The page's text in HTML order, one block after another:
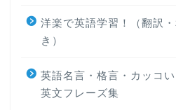
洋楽で英語学習！（翻訳
き）
英語名言・格言・カッコ
英文フレーズ集